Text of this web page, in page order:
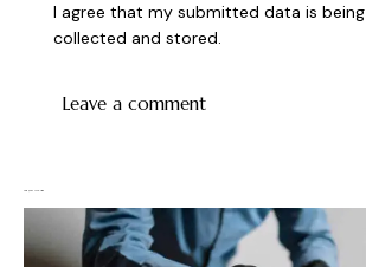
I agree that my submitted data is being
collected and stored.
You May Also Like